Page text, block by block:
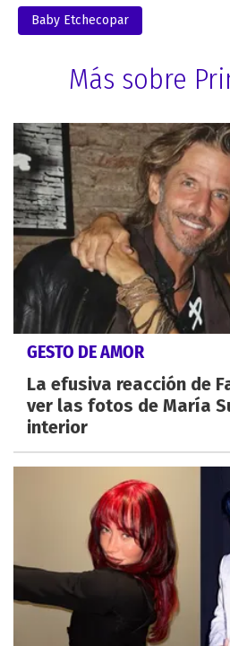
Baby Etchecopar
Más sobre
GESTO DE AMOR
La efusiva reacción de
ver las fotos de María
interior